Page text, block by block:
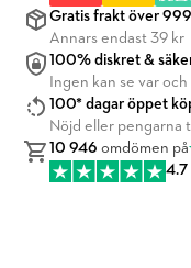
Gratis frakt över
Annars endast 39 kr
100% diskret &
Ingen kan se var
100* dagar öppet
Nöjd eller pengarna
10 946 omdömen på
4.7